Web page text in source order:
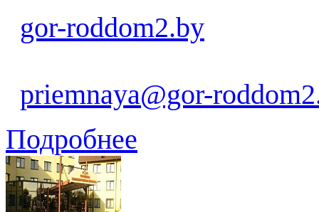
gor-roddom2.by
priemnaya@gor-
Подробнее